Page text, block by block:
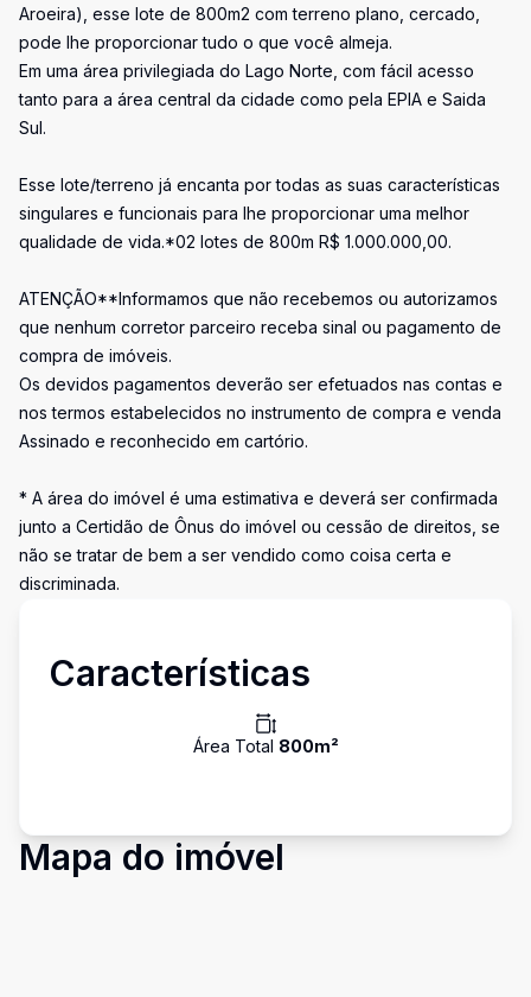
Aroeira), esse lote de 800m2 com terreno plano, cercado,
pode lhe proporcionar tudo o que você almeja.
Em uma área privilegiada do Lago Norte, com fácil acesso
tanto para a área central da cidade como pela EPIA e Saida
Sul.
Esse lote/terreno já encanta por todas as suas características
singulares e funcionais para lhe proporcionar uma melhor
qualidade de vida.*02 lotes de 800m R$ 1.000.000,00.
ATENÇÃO**Informamos que não recebemos ou autorizamos
que nenhum corretor parceiro receba sinal ou pagamento de
compra de imóveis.
Os devidos pagamentos deverão ser efetuados nas contas e
nos termos estabelecidos no instrumento de compra e venda
Assinado e reconhecido em cartório.
* A área do imóvel é uma estimativa e deverá ser confirmada
junto a Certidão de Ônus do imóvel ou cessão de direitos, se
não se tratar de bem a ser vendido como coisa certa e
discriminada.
Características
Área Total 800m²
Mapa do imóvel